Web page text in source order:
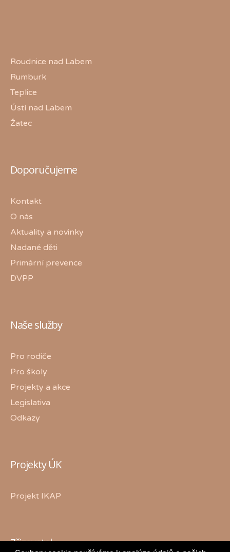
Roudnice nad Labem
Rumburk
Teplice
Ústí nad Labem
Žatec
Doporučujeme
Kontakt
O nás
Aktuality a novinky
Nadané děti
Primární prevence
DVPP
Naše služby
Pro rodiče
Pro školy
Projekty a akce
Legislativa
Odkazy
Projekty ÚK
Projekt IKAP
Zřizovatel